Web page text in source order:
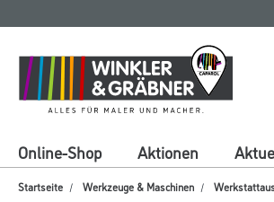
springen
springen
Online-Shop Aktionen
Startseite Werkzeuge & Maschinen